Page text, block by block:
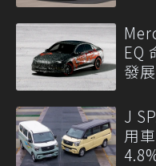
EQ
發展
J
用